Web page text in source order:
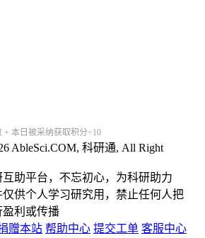
+ 本日被采纳获取积分÷10
AbleSci.COM, 科研通, All Right
助平台，不忘初心，为科研助力
供个人学习研究用，禁止任何人把
利或传播
赠本站 帮助中心 提交工单 客服中心